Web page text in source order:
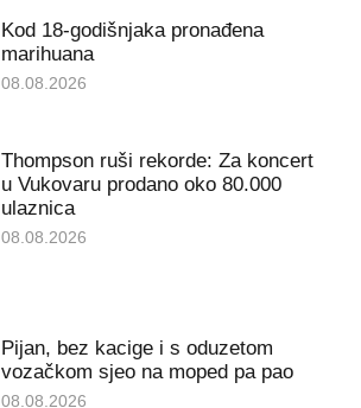
Kod 18-godišnjaka pronađena
marihuana
08.08.2026
Thompson ruši rekorde: Za koncert
u Vukovaru prodano oko 80.000
ulaznica
08.08.2026
Pijan, bez kacige i s oduzetom
vozačkom sjeo na moped pa pao
08.08.2026